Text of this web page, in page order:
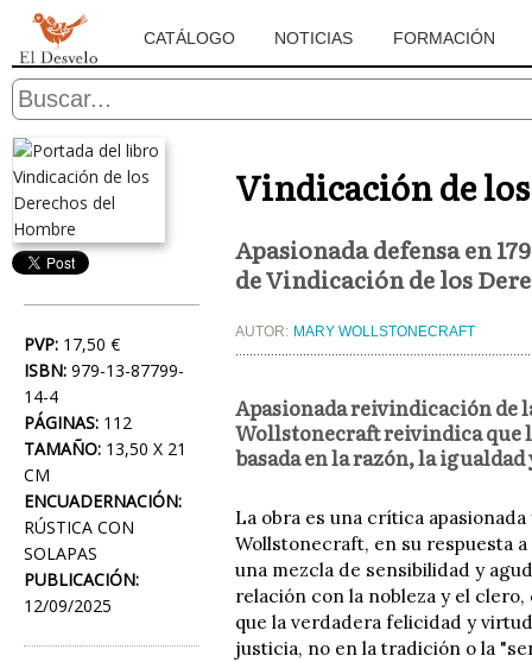
CATÁLOGO NOTICIAS FORMACIÓN
PVP: 17,50 €
ISBN: 979-13-87799-
14-4
PÁGINAS: 112
TAMAÑO: 13,50 X 21
CM
ENCUADERNACIÓN:
RÚSTICA CON
SOLAPAS
PUBLICACIÓN:
12/09/2025
Vindicación de
Apasionada defensa en
de Vindicación de los
AUTOR: MARY WOLLSTONECRAFT
Apasionada reivindicación de
Wollstonecraft reivindica que
basada en la razón, la
La obra es una crítica
Wollstonecraft, en su respuesta
una mezcla de sensibilidad y
relación con la nobleza y el
que la verdadera felicidad y
justicia, no en la tradición o la